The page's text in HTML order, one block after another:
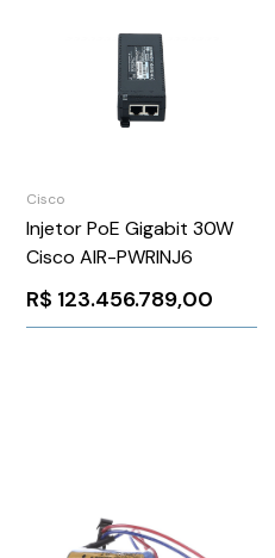
Cisco
Injetor PoE Gigabit 30W
Cisco AIR-PWRINJ6
R$ 123.456.789,00